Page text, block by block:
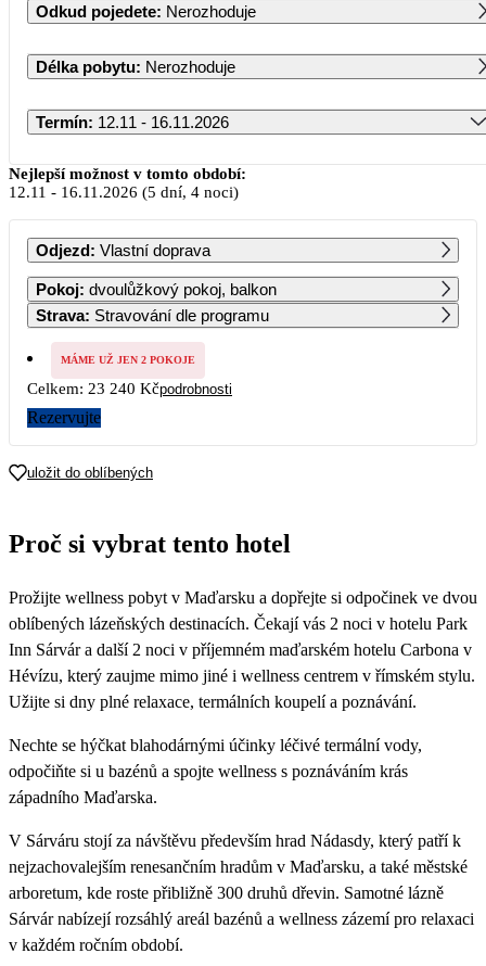
Odkud pojedete: Nerozhoduje
Délka pobytu: Nerozhoduje
Termín: 12.11 - 16.11.2026
Listopad 2026
PO ÚT ST ČT PÁ SO NE
1
2 3 4 5 6 7 8
9 10 11
16 17 18 19 20 21 22
Nejlepší možnost v tomto období:
12.11 - 16.11.2026 (5 dní, 4 noci)
Odjezd: Vlastní doprava
Pokoj: dvoulůžkový pokoj, balkon
Strava: Stravování dle programu
MÁME UŽ JEN 2 POKOJE
Celkem: 23 240 Kčpodrobnosti
Rezervujte
uložit do oblíbených
Proč si vybrat tento hotel
Prožijte wellness pobyt v Maďarsku a dopřejte si odpočinek ve dvou
oblíbených lázeňských destinacích. Čekají vás 2 noci v hotelu Park
Inn Sárvár a další 2 noci v příjemném maďarském hotelu Carbona v
Hévízu, který zaujme mimo jiné i wellness centrem v římském stylu.
Užijte si dny plné relaxace, termálních koupelí a poznávání.
Nechte se hýčkat blahodárnými účinky léčivé termální vody,
odpočiňte si u bazénů a spojte wellness s poznáváním krás
západního Maďarska.
V Sárváru stojí za návštěvu především hrad Nádasdy, který patří k
nejzachovalejším renesančním hradům v Maďarsku, a také městské
arboretum, kde roste přibližně 300 druhů dřevin. Samotné lázně
Sárvár nabízejí rozsáhlý areál bazénů a wellness zázemí pro relaxaci
v každém ročním období.